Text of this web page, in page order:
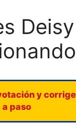
y
a paso